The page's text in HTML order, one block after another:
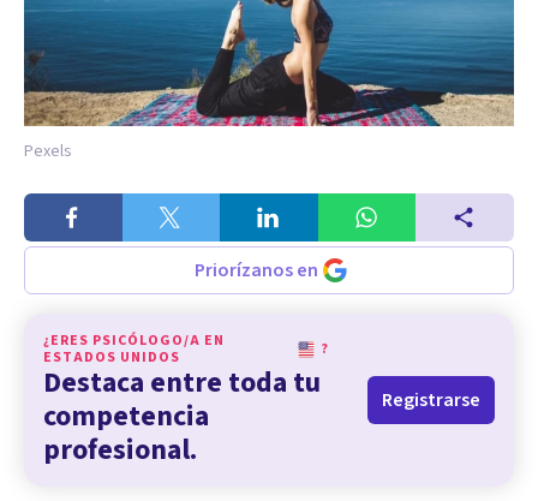
Pexels
Priorízanos en
¿ERES PSICÓLOGO/A EN
ESTADOS UNIDOS
?
Destaca entre toda tu
competencia
profesional.
Registrarse